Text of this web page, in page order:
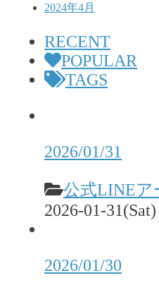
2024年4月
RECENT
POPULAR
TAGS
2026/01/31
公式LINEア
2026-01-31(Sat)
2026/01/30